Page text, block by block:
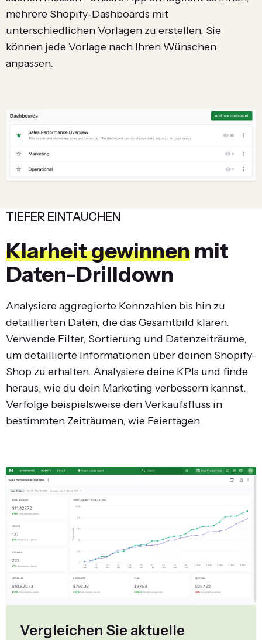
mehrere Shopify-Dashboards mit
unterschiedlichen Vorlagen zu erstellen. Sie
können jede Vorlage nach Ihren Wünschen
anpassen.
TIEFER EINTAUCHEN
Klarheit gewinnen mit
Daten-Drilldown
Analysiere aggregierte Kennzahlen bis hin zu
detaillierten Daten, die das Gesamtbild klären.
Verwende Filter, Sortierung und Datenzeiträume,
um detaillierte Informationen über deinen Shopify-
Shop zu erhalten. Analysiere deine KPIs und finde
heraus, wie du dein Marketing verbessern kannst.
Verfolge beispielsweise den Verkaufsfluss in
bestimmten Zeiträumen, wie Feiertagen.
Vergleichen Sie aktuelle